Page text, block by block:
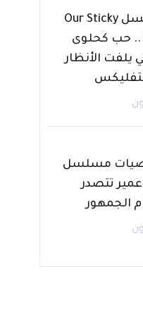
مسلسل Our Sticky
Love .. حب كحلوى
يلفت الأنظار
مسلسل
تتصدر
الجمهور